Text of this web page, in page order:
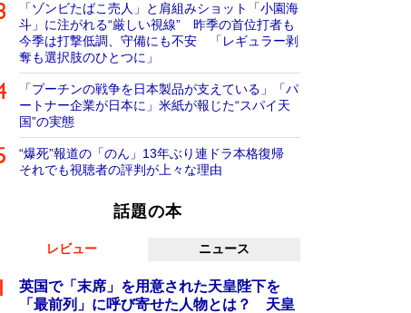
「ゾンビたばこ売人」と肩組みショット「小園海
斗」に注がれる“厳しい視線” 昨季の首位打者も
今季は打撃低調、守備にも不安 「レギュラー剥
奪も選択肢のひとつに」
「プーチンの戦争を日本製品が支えている」「パ
ートナー企業が日本に」米紙が報じた“スパイ天
国”の実態
“爆死”報道の「のん」13年ぶり連ドラ本格復帰
それでも視聴者の評判が上々な理由
話題の本
レビュー ニュース
英国で「末席」を用意された天皇陛下を
「最前列」に呼び寄せた人物とは？ 天皇